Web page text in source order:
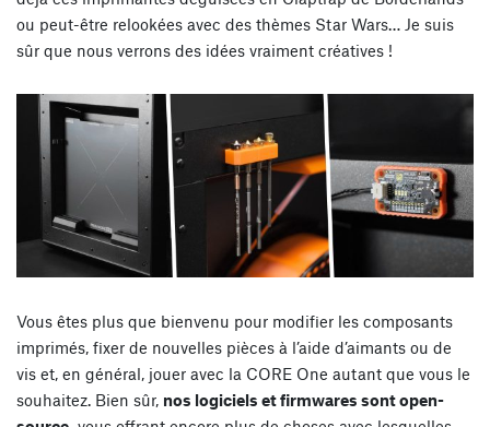
ou peut-être relookées avec des thèmes Star Wars… Je suis
sûr que nous verrons des idées vraiment créatives !
Vous êtes plus que bienvenu pour modifier les composants
imprimés, fixer de nouvelles pièces à l’aide d’aimants ou de
vis et, en général, jouer avec la CORE One autant que vous le
souhaitez. Bien sûr, nos logiciels et firmwares sont open-